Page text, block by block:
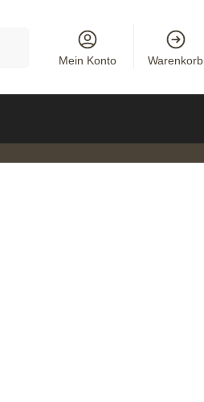
Mein Konto Warenkorb